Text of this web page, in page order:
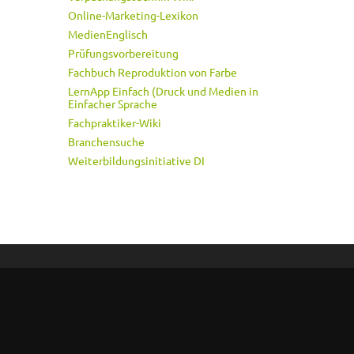
Online-Marketing-Lexikon
MedienEnglisch
Prüfungsvorbereitung
Fachbuch Reproduktion von Farbe
LernApp Einfach (Druck und Medien in
Einfacher Sprache
Fachpraktiker-Wiki
Branchensuche
Weiterbildungsinitiative DI